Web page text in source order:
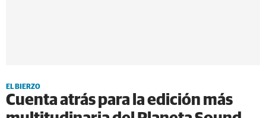
multitudinaria del Planeta Sound
El festival arrancará este viernes con un cartel encabezado por
Siloé y La M.O.D.A., conciertos gratuitos en el centro, catas de